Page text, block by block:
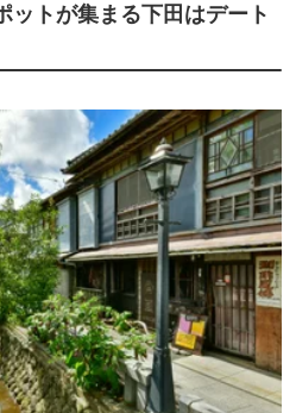
ットが集まる下田はデート